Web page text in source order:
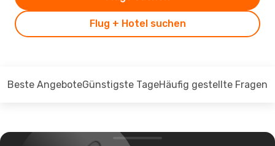
Flug + Hotel suchen
Beste AngeboteGünstigste TageHäufig gestellte Fragen